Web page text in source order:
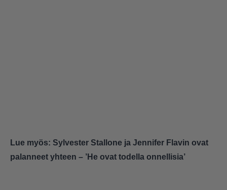
Lue myös: Sylvester Stallone ja Jennifer Flavin ovat
palanneet yhteen – ’He ovat todella onnellisia’